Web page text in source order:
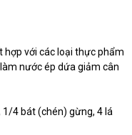
hợp với các loại thực phẩm
nước ép dứa giảm cân
1/4 bát (chén) gừng, 4 lá